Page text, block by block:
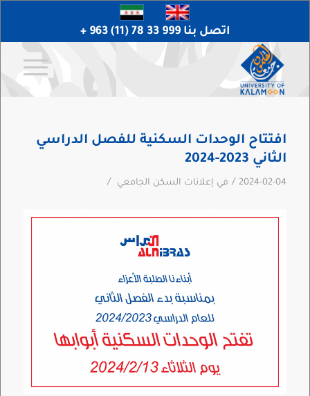
اتصل بنا 999 33 78 (11) 963 +
افتتاح الوحدات السكنية للفصل الدراسي
الثاني 2023-2024
2024-02-04
/ في إعلانات السكن الجامعي /